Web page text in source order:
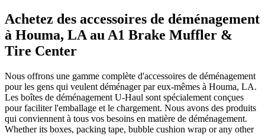
Achetez des accessoires de déménagement
à Houma, LA au A1 Brake Muffler &
Tire Center
Nous offrons une gamme complète d'accessoires de déménagement
pour les gens qui veulent déménager par eux-mêmes à Houma, LA.
Les boîtes de déménagement U-Haul sont spécialement conçues
pour faciliter l'emballage et le chargement. Nous avons des produits
qui conviennent à tous vos besoins en matière de déménagement.
Whether its boxes, packing tape, bubble cushion wrap or any other